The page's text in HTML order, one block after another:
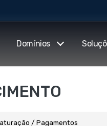
Domínios
/ Pagamentos